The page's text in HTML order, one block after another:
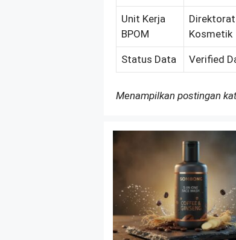
Unit Kerja
BPOM
Kosmetik
Status Data Verified
Menampilkan postingan